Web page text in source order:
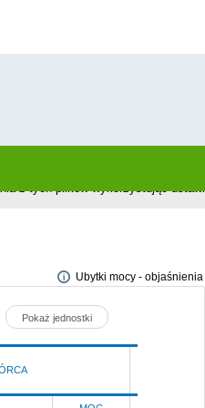
poziomie, serwis GPI
z tych plików wykorzystując
Ubytki mocy - objaśnienia
Pokaż jednostki